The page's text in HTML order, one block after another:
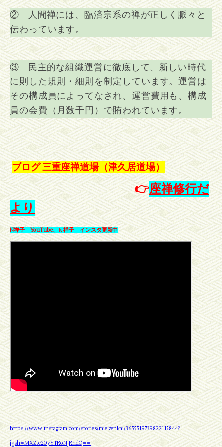
② 人間禅には、臨済宗系の禅が正しく脈々と
伝わっています。
③ 民主的な組織運営に徹底して、新しい時代
に則した規則・細則を制定しています。運営は
その構成員によってなされ、運営費用も、構成
員の会費（月数千円）で賄われています。
ブログ 三重座禅道場（津久居道場）
👉座禅修行だ
より
N禅子 YouTube、ｋ禅子 インスタ更新中
https://www.instagram.com/stories/mie.zenkai/3655519739822115844?
igsh=MXZtc20yYTRoNjRndQ==